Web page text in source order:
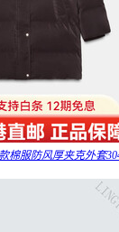
棉服防风厚夹克外套